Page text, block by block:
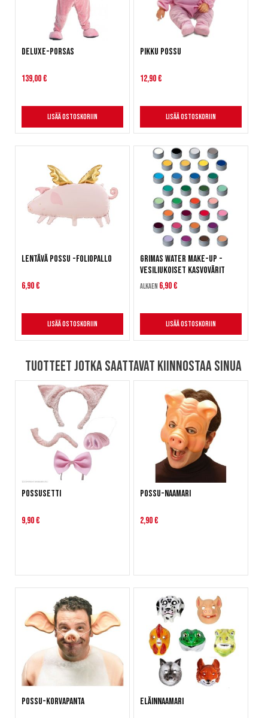
Deluxe-Porsas
139,00 €
Lisää ostoskoriin
Pikku Possu
12,90 €
Lisää ostoskoriin
Lentävä Possu -foliopallo
6,90 €
Lisää ostoskoriin
Grimas Water Make-Up -
Vesiliukoiset kasvovärit
Alkaen 6,90 €
Lisää ostoskoriin
Tuotteet jotka saattavat kiinnostaa sinua
Possusetti
9,90 €
Possu-naamari
2,90 €
Possu-korvapanta Eläinnaamari